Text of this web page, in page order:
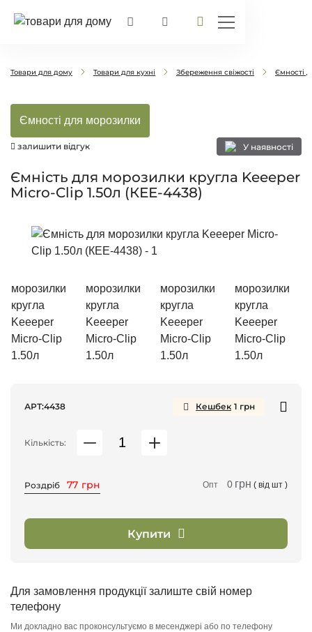
Товари для дому Товари для кухні Збереження свіжості Ємності
Ємності для морозилки
Ємність для морозилки кругла Keeeper
Micro-Clip 1.50л (КЕЕ-4438)
залишити відгук У наявності
АРТ:4438 Кешбек 1 грн
Кількість:
Роздріб 77 грн Опт 0 грн ( від шт )
Купити
Для замовлення продукції залиште свій номер
телефону
Ми докладно вас проконсультуємо в месенджері або по телефону